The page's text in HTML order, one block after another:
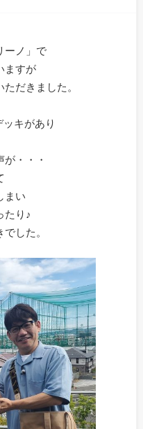
ーノ」で
ますが
だきました。
キがあり
が・・・
まい
たり♪
した。